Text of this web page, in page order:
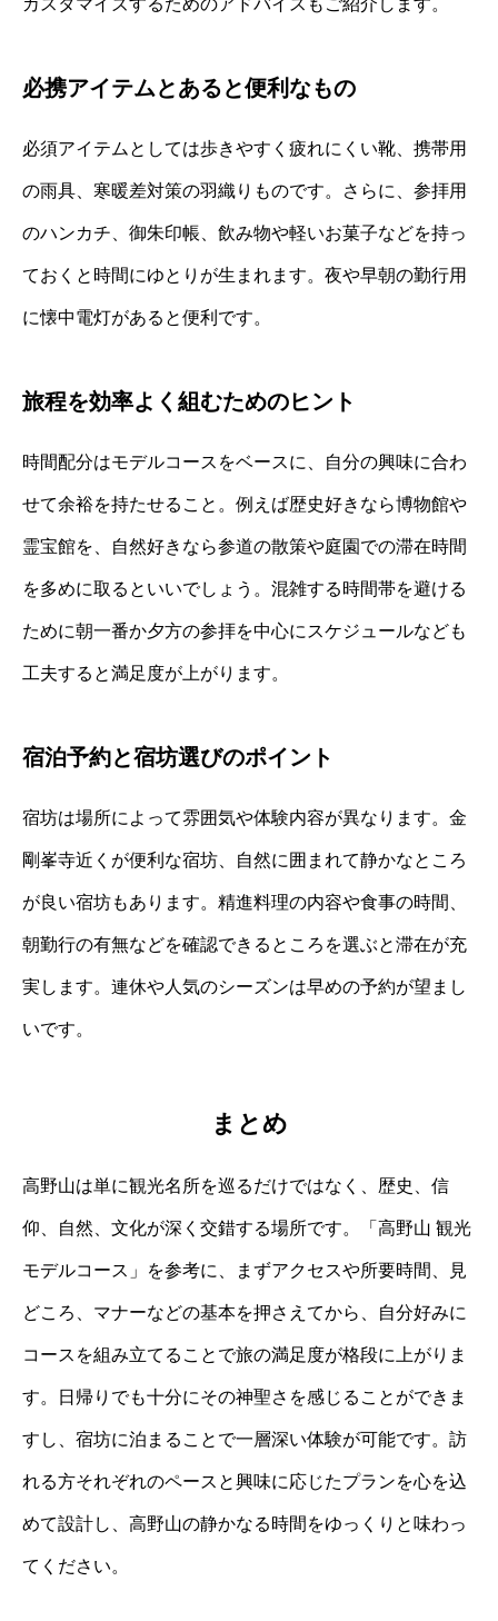
カスタマイズするためのアドバイスもご紹介します。
必携アイテムとあると便利なもの
必須アイテムとしては歩きやすく疲れにくい靴、携帯用
の雨具、寒暖差対策の羽織りものです。さらに、参拝用
のハンカチ、御朱印帳、飲み物や軽いお菓子などを持っ
ておくと時間にゆとりが生まれます。夜や早朝の勤行用
に懐中電灯があると便利です。
旅程を効率よく組むためのヒント
時間配分はモデルコースをベースに、自分の興味に合わ
せて余裕を持たせること。例えば歴史好きなら博物館や
霊宝館を、自然好きなら参道の散策や庭園での滞在時間
を多めに取るといいでしょう。混雑する時間帯を避ける
ために朝一番か夕方の参拝を中心にスケジュールなども
工夫すると満足度が上がります。
宿泊予約と宿坊選びのポイント
宿坊は場所によって雰囲気や体験内容が異なります。金
剛峯寺近くが便利な宿坊、自然に囲まれて静かなところ
が良い宿坊もあります。精進料理の内容や食事の時間、
朝勤行の有無などを確認できるところを選ぶと滞在が充
実します。連休や人気のシーズンは早めの予約が望まし
いです。
まとめ
高野山は単に観光名所を巡るだけではなく、歴史、信
仰、自然、文化が深く交錯する場所です。「高野山 観光
モデルコース」を参考に、まずアクセスや所要時間、見
どころ、マナーなどの基本を押さえてから、自分好みに
コースを組み立てることで旅の満足度が格段に上がりま
す。日帰りでも十分にその神聖さを感じることができま
すし、宿坊に泊まることで一層深い体験が可能です。訪
れる方それぞれのペースと興味に応じたプランを心を込
めて設計し、高野山の静かなる時間をゆっくりと味わっ
てください。